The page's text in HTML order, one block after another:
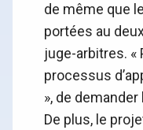
de même que
portées au
juge-arbitres. «
processus
», de
De plus, le